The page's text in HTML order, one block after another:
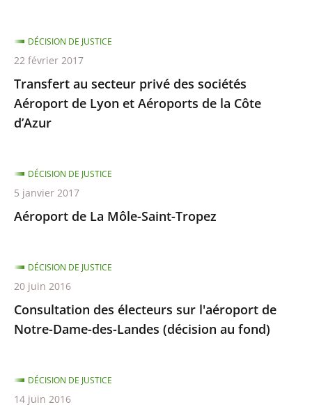
Transfert au secteur privé des sociétés
Aéroport de Lyon et Aéroports de la Côte
d’Azur
DÉCISION DE JUSTICE
22 février 2017
Aéroport de La Môle-Saint-Tropez
DÉCISION DE JUSTICE
5 janvier 2017
Consultation des électeurs sur l'aéroport de
Notre-Dame-des-Landes (décision au fond)
DÉCISION DE JUSTICE
20 juin 2016
DÉCISION DE JUSTICE
14 juin 2016